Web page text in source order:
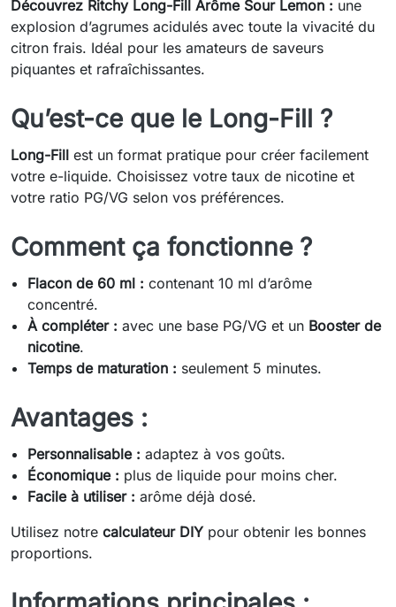
Découvrez Ritchy Long-Fill Arôme Sour Lemon : une
explosion d’agrumes acidulés avec toute la vivacité du
citron frais. Idéal pour les amateurs de saveurs
piquantes et rafraîchissantes.
Qu’est-ce que le Long-Fill ?
Long-Fill est un format pratique pour créer facilement
votre e-liquide. Choisissez votre taux de nicotine et
votre ratio PG/VG selon vos préférences.
Comment ça fonctionne ?
Flacon de 60 ml : contenant 10 ml d’arôme
concentré.
À compléter : avec une base PG/VG et un Booster de
nicotine.
Temps de maturation : seulement 5 minutes.
Avantages :
Personnalisable : adaptez à vos goûts.
Économique : plus de liquide pour moins cher.
Facile à utiliser : arôme déjà dosé.
Utilisez notre calculateur DIY pour obtenir les bonnes
proportions.